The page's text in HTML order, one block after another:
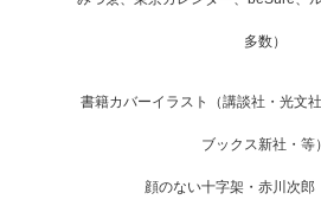
多数）
書籍カバーイラスト（講談社・光文
ブックス新社・等）
顔のない十字架・赤川次郎